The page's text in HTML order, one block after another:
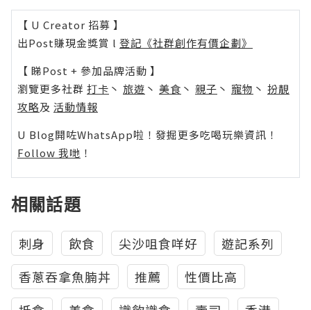
【 U Creator 招募 】
出Post賺現金獎賞 l 登記《社群創作有價企劃》
【 睇Post + 參加品牌活動 】
瀏覽更多社群 打卡 丶 旅遊 丶 美食 丶 親子 丶 寵物 丶 扮靚
攻略及 活動情報
U Blog開咗WhatsApp啦！發掘更多吃喝玩樂資訊！
Follow 我哋 ！
相關話題
刺身 飲食 尖沙咀食咩好
遊記系列
香蔥吞拿魚腩丼
推薦
性價比高